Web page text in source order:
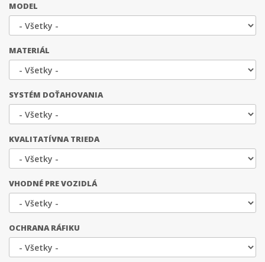
MODEL
MATERIÁL
SYSTÉM DOŤAHOVANIA
KVALITATÍVNA TRIEDA
VHODNÉ PRE VOZIDLÁ
OCHRANA RÁFIKU